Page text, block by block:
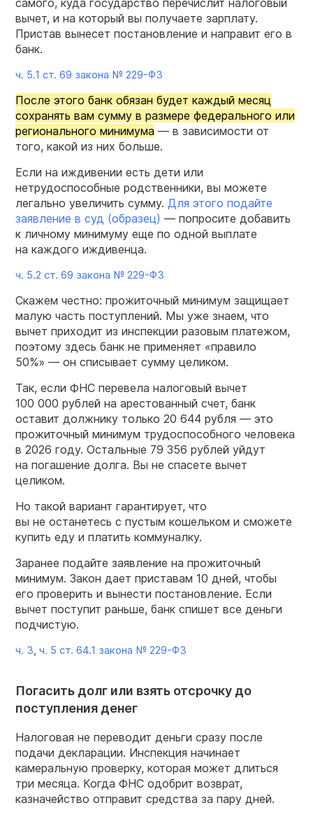
самого, куда государство перечислит налоговый
вычет, и на который вы получаете зарплату.
Пристав вынесет постановление и направит его в
банк.
ч. 5.1 ст. 69 закона № 229-ФЗ
После этого банк обязан будет каждый месяц
сохранять вам сумму в размере федерального или
регионального минимума — в зависимости от
того, какой из них больше.
Если на иждивении есть дети или
нетрудоспособные родственники, вы можете
легально увеличить сумму. Для этого подайте
заявление в суд (образец) — попросите добавить
к личному минимуму еще по одной выплате
на каждого иждивенца.
ч. 5.2 ст. 69 закона № 229-ФЗ
Скажем честно: прожиточный минимум защищает
малую часть поступлений. Мы уже знаем, что
вычет приходит из инспекции разовым платежом,
поэтому здесь банк не применяет «правило
50%» — он списывает сумму целиком.
Так, если ФНС перевела налоговый вычет
100 000 рублей на арестованный счет, банк
оставит должнику только 20 644 рубля — это
прожиточный минимум трудоспособного человека
в 2026 году. Остальные 79 356 рублей уйдут
на погашение долга. Вы не спасете вычет
целиком.
Но такой вариант гарантирует, что
вы не останетесь с пустым кошельком и сможете
купить еду и платить коммуналку.
Заранее подайте заявление на прожиточный
минимум. Закон дает приставам 10 дней, чтобы
его проверить и вынести постановление. Если
вычет поступит раньше, банк спишет все деньги
подчистую.
ч. 3, ч. 5 ст. 64.1 закона № 229-ФЗ
Погасить долг или взять отсрочку до
поступления денег
Налоговая не переводит деньги сразу после
подачи декларации. Инспекция начинает
камеральную проверку, которая может длиться
три месяца. Когда ФНС одобрит возврат,
казначейство отправит средства за пару дней.